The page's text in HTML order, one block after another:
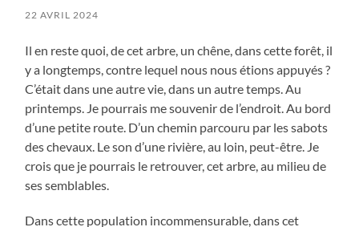
22 AVRIL 2024
Il en reste quoi, de cet arbre, un chêne, dans cette forêt, il
y a longtemps, contre lequel nous nous étions appuyés ?
C’était dans une autre vie, dans un autre temps. Au
printemps. Je pourrais me souvenir de l’endroit. Au bord
d’une petite route. D’un chemin parcouru par les sabots
des chevaux. Le son d’une rivière, au loin, peut-être. Je
crois que je pourrais le retrouver, cet arbre, au milieu de
ses semblables.
Dans cette population incommensurable, dans cet